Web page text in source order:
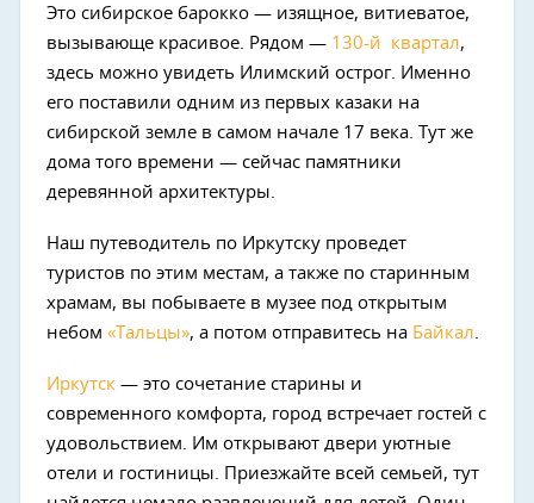
Это сибирское барокко — изящное, витиеватое,
вызывающе красивое. Рядом — 130-й квартал,
здесь можно увидеть Илимский острог. Именно
его поставили одним из первых казаки на
сибирской земле в самом начале 17 века. Тут же
дома того времени — сейчас памятники
деревянной архитектуры.
Наш путеводитель по Иркутску проведет
туристов по этим местам, а также по старинным
храмам, вы побываете в музее под открытым
небом «Тальцы», а потом отправитесь на Байкал.
Иркутск — это сочетание старины и
современного комфорта, город встречает гостей с
удовольствием. Им открывают двери уютные
отели и гостиницы. Приезжайте всей семьей, тут